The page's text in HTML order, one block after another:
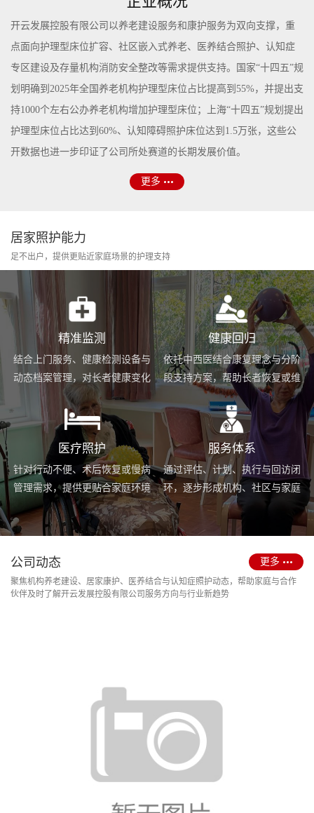
开云发展控股有限公司以养老建设服务和康护服务为双向支撑，重
点面向护理型床位扩容、社区嵌入式养老、医养结合照护、认知症
专区建设及存量机构消防安全整改等需求提供支持。国家“十四五”规
划明确到2025年全国养老机构护理型床位占比提高到55%，并提出支
持1000个左右公办养老机构增加护理型床位；上海“十四五”规划提出
护理型床位占比达到60%、认知障碍照护床位达到1.5万张，这些公
开数据也进一步印证了公司所处赛道的长期发展价值。
更多
居家照护能力
足不出户，提供更贴近家庭场景的护理支持
精准监测
结合上门服务、健康检测设备与
动态档案管理，对长者健康变化
进行持续跟踪与基础预警。
健康回归
依托中西医结合康复理念与分阶
段支持方案，帮助长者恢复或维
持身体功能，提升生活便利度。
医疗照护
针对行动不便、术后恢复或慢病
管理需求，提供更贴合家庭环境
的护理服务与用药协助支持。
服务体系
通过评估、计划、执行与回访闭
环，逐步形成机构、社区与家庭
场景协同的长期照护支持体系。
公司动态
聚焦机构养老建设、居家康护、医养结合与认知症照护动态，帮助家庭与合作
伙伴及时了解开云发展控股有限公司服务方向与行业新趋势
更多